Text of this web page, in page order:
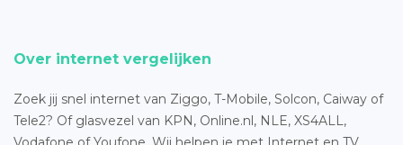
Over internet vergelijken
Zoek jij snel internet van Ziggo, T-Mobile, Solcon, Caiway of
Tele2? Of glasvezel van KPN, Online.nl, NLE, XS4ALL,